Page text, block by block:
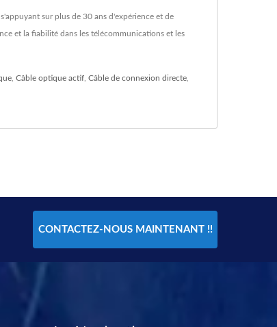
sur plus de 30 ans d'expérience et de
et la fiabilité dans les télécommunications et les
Câble optique actif Câble de connexion directe
CONTACTEZ-NOUS MAINTENANT !!